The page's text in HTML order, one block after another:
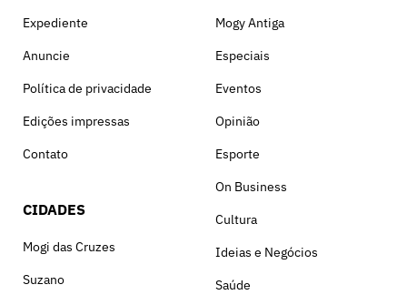
Expediente
Anuncie
Política de privacidade
Edições impressas
Contato
CIDADES
Mogi das Cruzes
Suzano
Mogy Antiga
Especiais
Eventos
Opinião
Esporte
On Business
Cultura
Ideias e Negócios
Saúde